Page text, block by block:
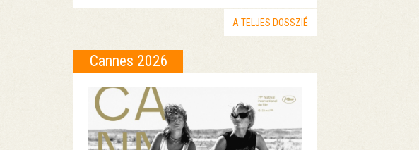
A TELJES DOSSZIÉ
Cannes 2026